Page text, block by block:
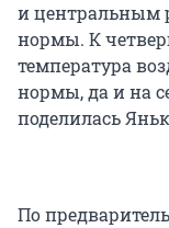
и центральным
нормы. К
температура
нормы, да и на
поделилась
По